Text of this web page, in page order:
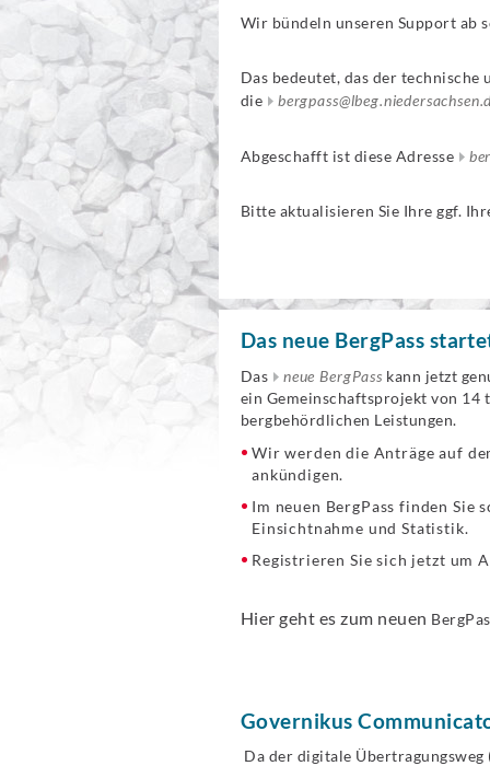
Wir bündeln unseren Support ab
Das bedeutet, das der
die
Abgeschafft ist diese Adresse
Bitte aktualisieren Sie Ihre ggf.
Das neue BergPass
Das neue BergPass kann jetzt
ein Gemeinschaftsprojekt von 14
bergbehördlichen Leistungen.
Wir werden die Anträge auf
ankündigen.
Im neuen BergPass finden
Einsichtnahme und Statistik.
Registrieren Sie sich jetzt um
Hier geht es zum neuen
Governikus
Da der digitale